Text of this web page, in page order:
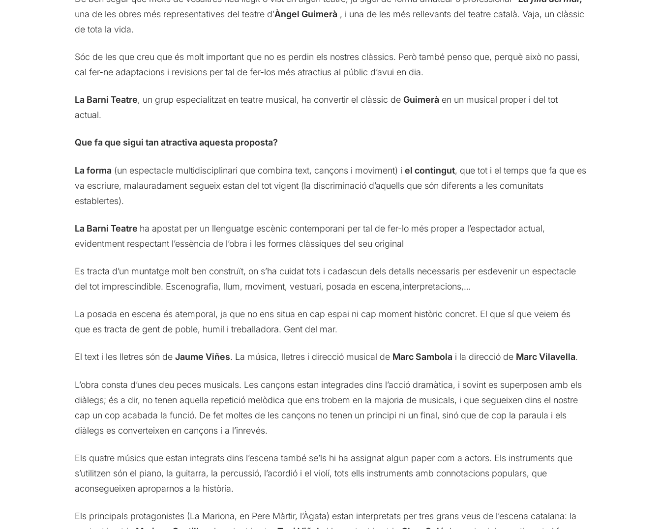
una de les obres més representatives del teatre d’Àngel Guimerà , i una de les més rellevants del teatre català. Vaja, un clàssic
de tota la vida.
Sóc de les que creu que és molt important que no es perdin els nostres clàssics. Però també penso que, perquè això no passi,
cal fer-ne adaptacions i revisions per tal de fer-los més atractius al públic d’avui en dia.
La Barni Teatre, un grup especialitzat en teatre musical, ha convertir el clàssic de Guimerà en un musical proper i del tot
actual.
Que fa que sigui tan atractiva aquesta proposta?
La forma (un espectacle multidisciplinari que combina text, cançons i moviment) i el contingut, que tot i el temps que fa que es
va escriure, malauradament segueix estan del tot vigent (la discriminació d’aquells que són diferents a les comunitats
establertes).
La Barni Teatre ha apostat per un llenguatge escènic contemporani per tal de fer-lo més proper a l’espectador actual,
evidentment respectant l’essència de l’obra i les formes clàssiques del seu original
Es tracta d’un muntatge molt ben construït, on s’ha cuidat tots i cadascun dels detalls necessaris per esdevenir un espectacle
del tot imprescindible. Escenografia, llum, moviment, vestuari, posada en escena,interpretacions,…
La posada en escena és atemporal, ja que no ens situa en cap espai ni cap moment històric concret. El que sí que veiem és
que es tracta de gent de poble, humil i treballadora. Gent del mar.
El text i les lletres són de Jaume Viñes. La música, lletres i direcció musical de Marc Sambola i la direcció de Marc Vilavella.
L’obra consta d’unes deu peces musicals. Les cançons estan integrades dins l’acció dramàtica, i sovint es superposen amb els
diàlegs; és a dir, no tenen aquella repetició melòdica que ens trobem en la majoria de musicals, i que segueixen dins el nostre
cap un cop acabada la funció. De fet moltes de les cançons no tenen un principi ni un final, sinó que de cop la paraula i els
diàlegs es converteixen en cançons i a l’inrevés.
Els quatre músics que estan integrats dins l’escena també se’ls hi ha assignat algun paper com a actors. Els instruments que
s’utilitzen són el piano, la guitarra, la percussió, l’acordió i el violí, tots ells instruments amb connotacions populars, que
aconsegueixen aproparnos a la història.
Els principals protagonistes (La Mariona, en Pere Màrtir, l’Àgata) estan interpretats per tres grans veus de l’escena catalana: la